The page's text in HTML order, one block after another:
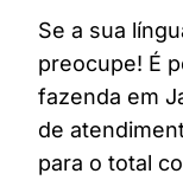
Se a sua
preocupe! É
fazenda em
de
para o total